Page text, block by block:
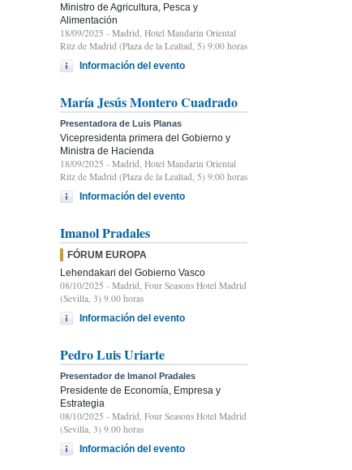
Ministro de Agricultura, Pesca y
Alimentación
18/09/2025 - Madrid, Hotel Mandarin Oriental
Ritz de Madrid (Plaza de la Lealtad, 5) 9:00 horas
Información del evento
María Jesús Montero Cuadrado
Presentadora de Luis Planas
Vicepresidenta primera del Gobierno y
Ministra de Hacienda
18/09/2025 - Madrid, Hotel Mandarin Oriental
Ritz de Madrid (Plaza de la Lealtad, 5) 9:00 horas
Información del evento
Imanol Pradales
FÓRUM EUROPA
Lehendakari del Gobierno Vasco
08/10/2025 - Madrid, Four Seasons Hotel Madrid
(Sevilla, 3) 9.00 horas
Información del evento
Pedro Luis Uriarte
Presentador de Imanol Pradales
Presidente de Economía, Empresa y
Estrategia
08/10/2025 - Madrid, Four Seasons Hotel Madrid
(Sevilla, 3) 9.00 horas
Información del evento